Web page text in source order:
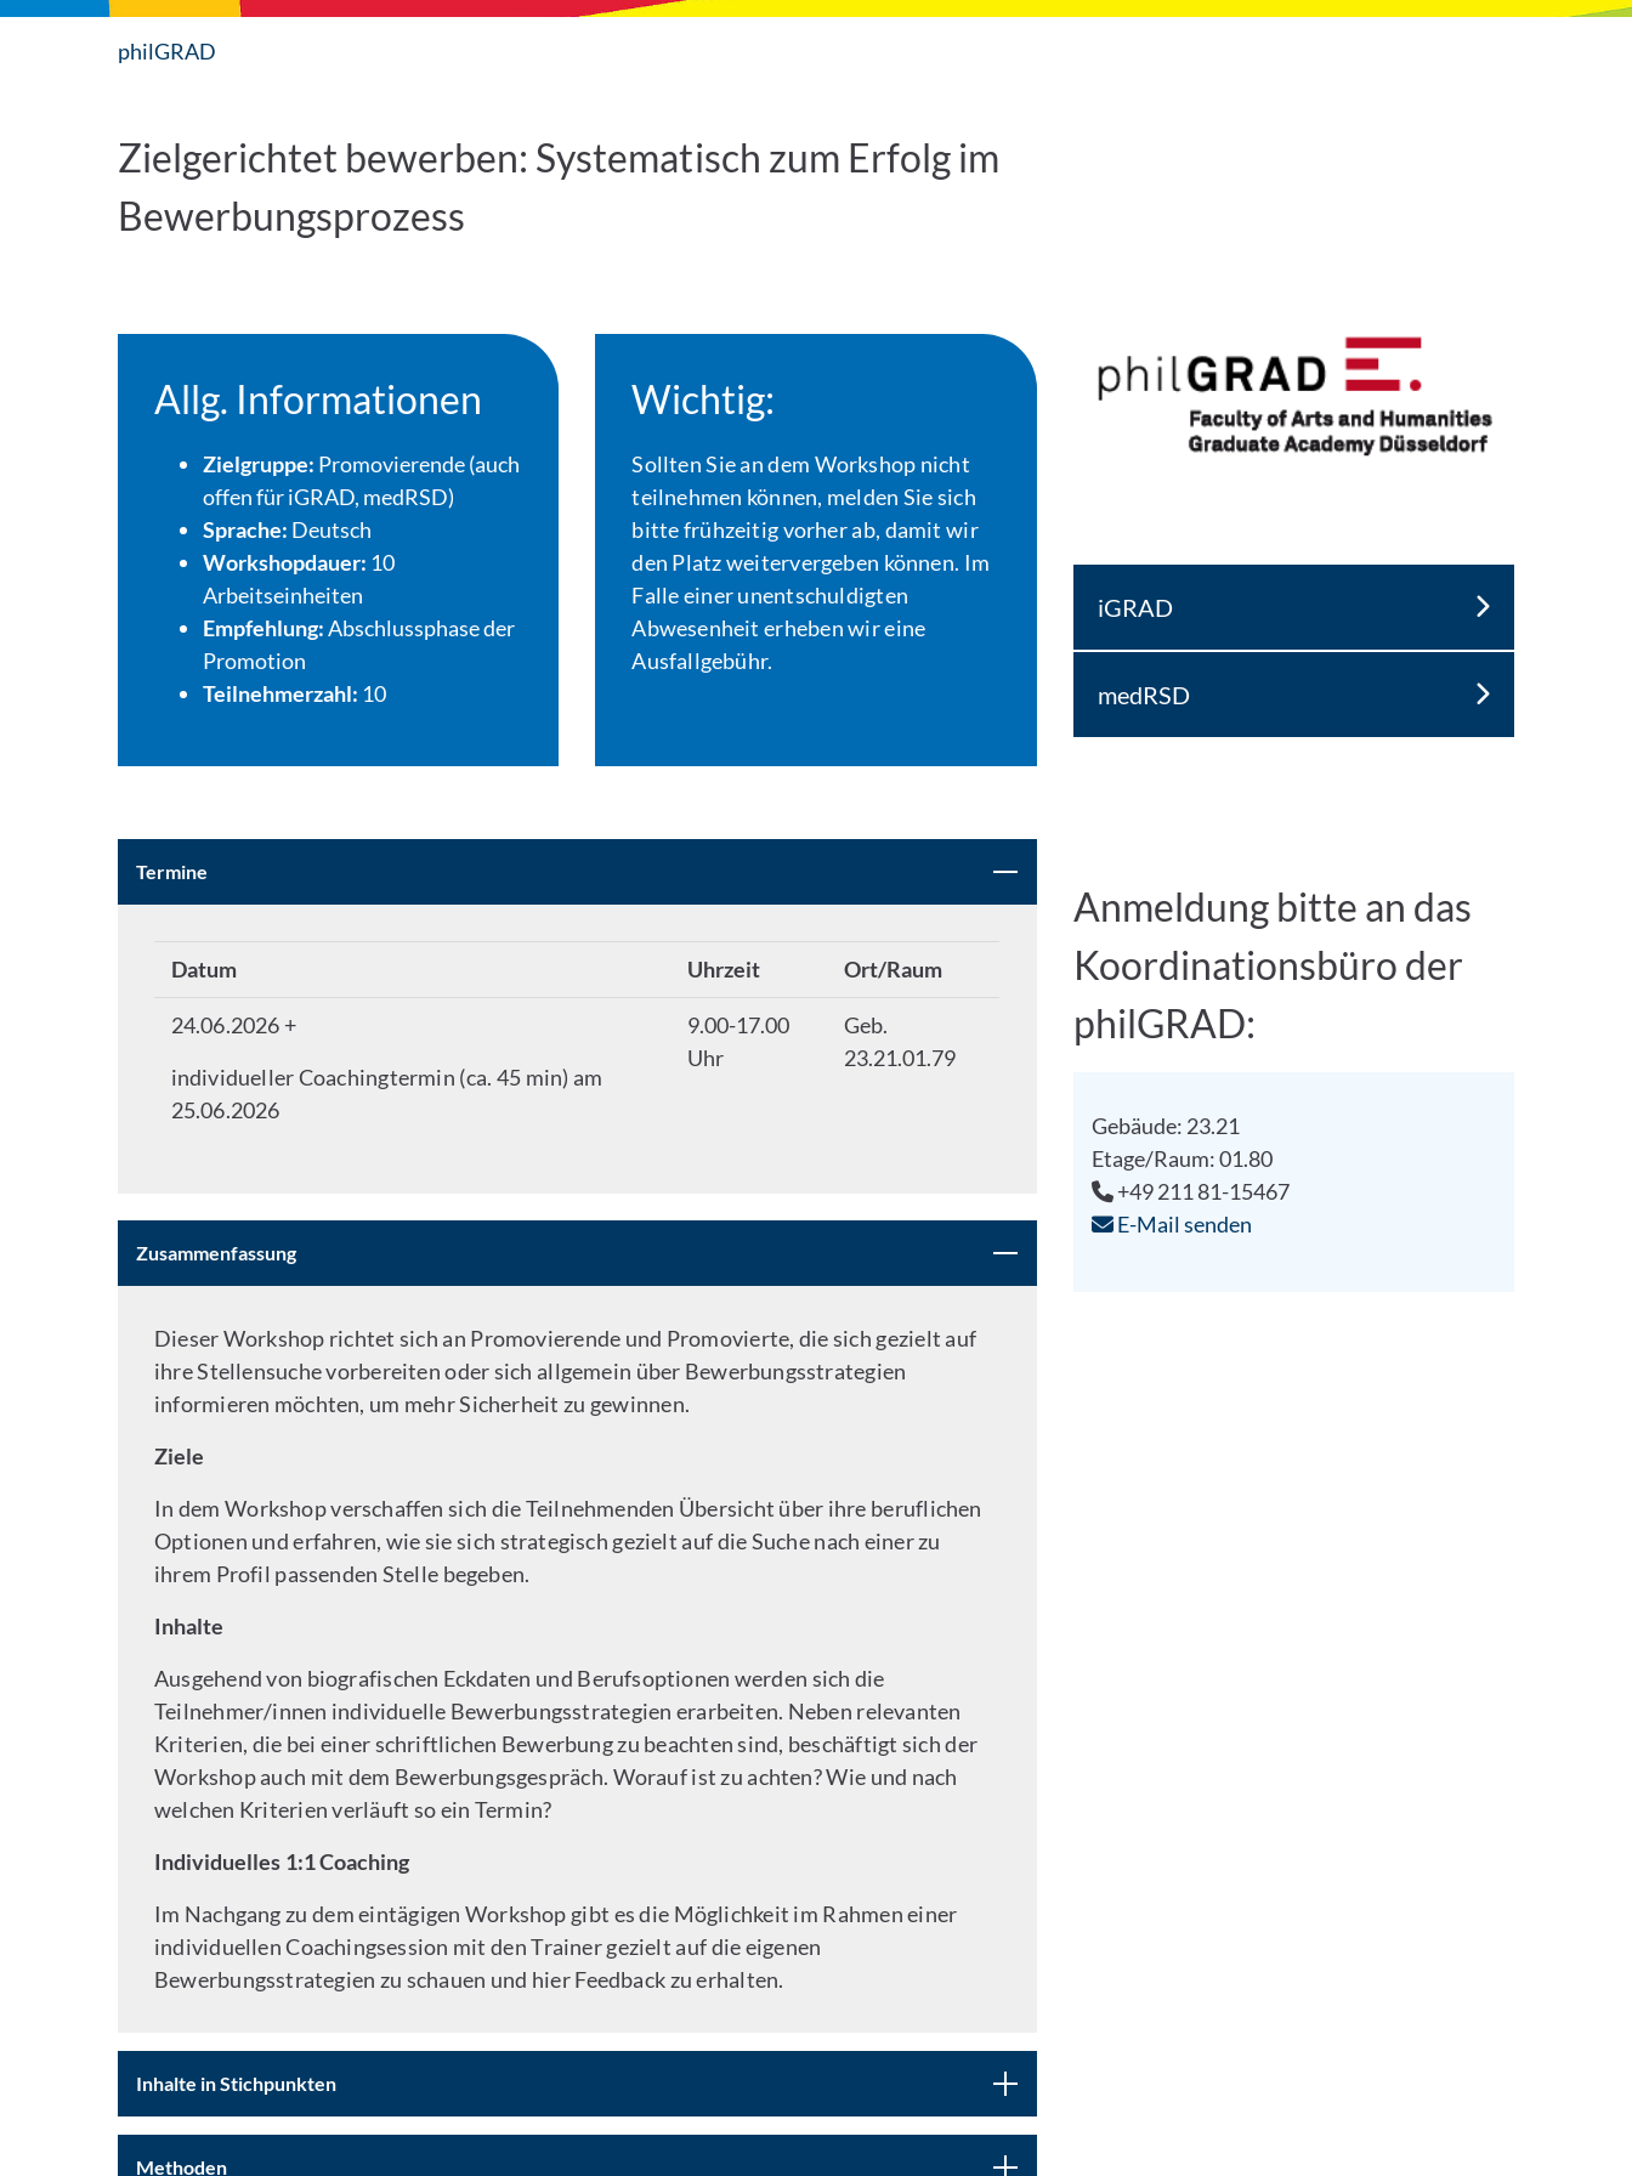
philGRAD
Zielgerichtet bewerben: Systematisch zum Erfolg im
Bewerbungsprozess
Allg. Informationen
Zielgruppe: Promovierende (auch
offen für iGRAD, medRSD)
Sprache: Deutsch
Workshopdauer: 10
Arbeitseinheiten
Empfehlung:Abschlussphase der
Promotion
Teilnehmerzahl: 10
Wichtig:
Sollten Sie an dem Workshop nicht
teilnehmen können, melden Sie sich
bitte frühzeitig vorher ab, damit wir
den Platz weitervergeben können. Im
Falle einer unentschuldigten
Abwesenheit erheben wir eine
Ausfallgebühr.
Termine
Datum Uhrzeit Ort/Raum
24.06.2026 +
individueller Coachingtermin (ca. 45 min) am
25.06.2026
9.00-17.00
Uhr
Geb.
23.21.01.79
Zusammenfassung
Dieser Workshop richtet sich an Promovierende und Promovierte, die sich gezielt auf
ihre Stellensuche vorbereiten oder sich allgemein über Bewerbungsstrategien
informieren möchten, um mehr Sicherheit zu gewinnen.
Ziele
In dem Workshop verschaffen sich die Teilnehmenden Übersicht über ihre beruflichen
Optionen und erfahren, wie sie sich strategisch gezielt auf die Suche nach einer zu
ihrem Profil passenden Stelle begeben.
Inhalte
Ausgehend von biografischen Eckdaten und Berufsoptionen werden sich die
Teilnehmer/innen individuelle Bewerbungsstrategien erarbeiten. Neben relevanten
Kriterien, die bei einer schriftlichen Bewerbung zu beachten sind, beschäftigt sich der
Workshop auch mit dem Bewerbungsgespräch. Worauf ist zu achten? Wie und nach
welchen Kriterien verläuft so ein Termin?
Individuelles 1:1 Coaching
Im Nachgang zu dem eintägigen Workshop gibt es die Möglichkeit im Rahmen einer
individuellen Coachingsession mit den Trainer gezielt auf die eigenen
Bewerbungsstrategien zu schauen und hier Feedback zu erhalten.
Inhalte in Stichpunkten
Methoden
iGRAD
medRSD
Anmeldung bitte an das
Koordinationsbüro der
philGRAD:
Gebäude: 23.21
Etage/Raum: 01.80
+49 211 81-15467
E-Mail senden